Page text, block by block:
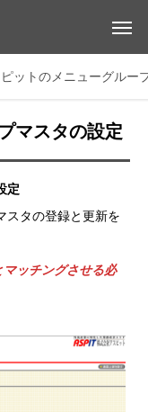
ットのメニューグルー
マスタの設定
定
スタの登録と更新を
ッチングさせる必